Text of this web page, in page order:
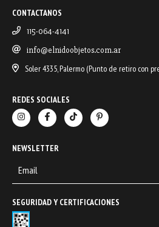
CONTACTANOS
115-064-4141
info@elnidoobjetos.com.ar
Soler 4335, Palermo (Punto de retiro con
REDES SOCIALES
NEWSLETTER
SEGURIDAD Y CERTIFICACIONES